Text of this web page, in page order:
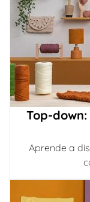
Top-
Aprende a